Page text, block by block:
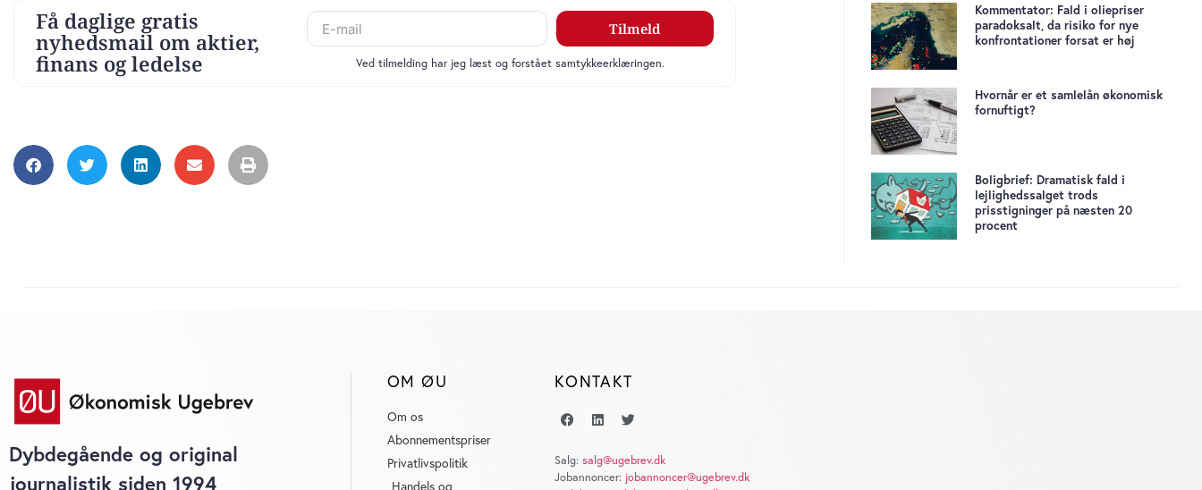
Kommentator: Fald i oliepriser
paradoksalt, da risiko for nye
konfrontationer forsat er høj
Hvornår er et samlelån økonomisk
fornuftigt?
Boligbrief: Dramatisk fald i
lejlighedssalget trods
prisstigninger på næsten 20
procent
Dybdegående og original
journalistik siden 1994
OM ØU
Om os
Abonnementspriser
Privatlivspolitik
Handels og
KONTAKT
Salg: salg@ugebrev.dk
Jobannoncer: jobannoncer@ugebrev.dk